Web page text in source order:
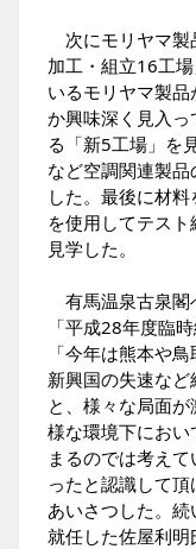
次にモリヤマ製
加工・組立16工
いるモリヤマ製
か興味深く見入
る「新5工場」を
など空調関連製
した。最後に材
を使用してテス
見学した。
有馬温泉古泉閣
「平成28年度臨
「今年は熊本や
新興国の失速な
と、様々な局面
様な環境下にお
まるのでは考え
ったと認識して
あいさつした。
就任した佐屋利明